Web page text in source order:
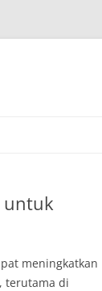
untuk
meningkatkan
terutama di